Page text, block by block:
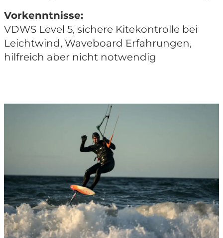
Vorkenntnisse:
VDWS Level 5, sichere Kitekontrolle bei
Leichtwind, Waveboard Erfahrungen,
hilfreich aber nicht notwendig